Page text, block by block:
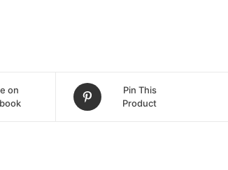
on
Pin This
Product